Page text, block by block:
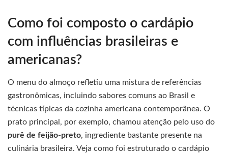
Como foi composto o cardápio
com influências brasileiras e
americanas?
O menu do almoço refletiu uma mistura de referências
gastronômicas, incluindo sabores comuns ao Brasil e
técnicas típicas da cozinha americana contemporânea. O
prato principal, por exemplo, chamou atenção pelo uso do
purê de feijão-preto, ingrediente bastante presente na
culinária brasileira. Veja como foi estruturado o cardápio